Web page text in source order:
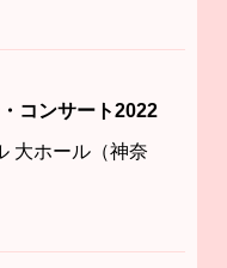
コンサート2022
大ホール（神奈